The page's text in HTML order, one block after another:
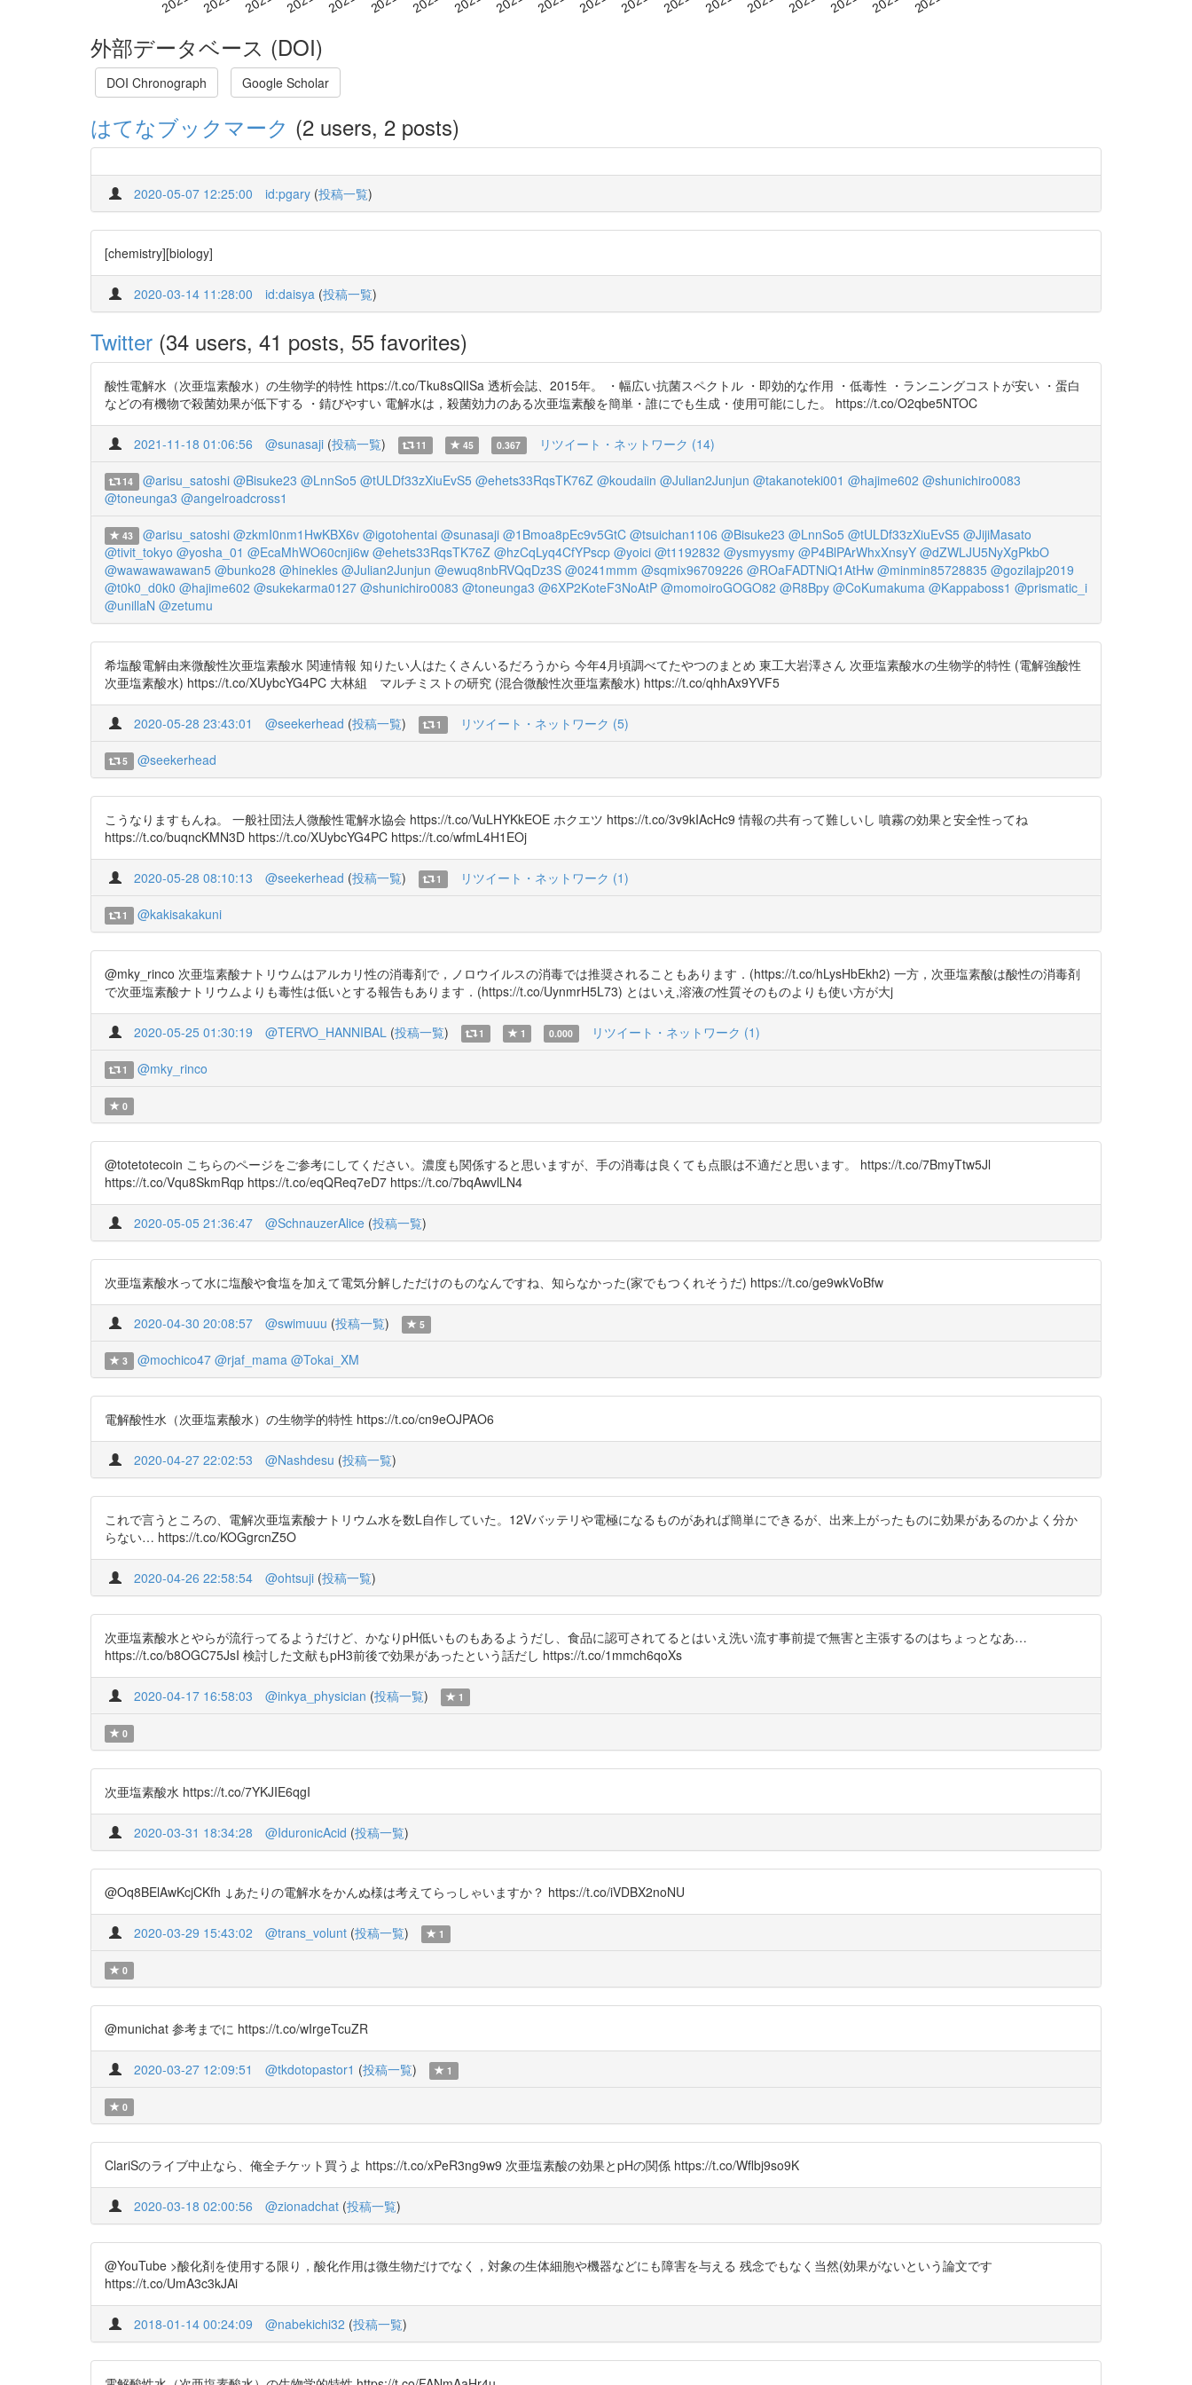
外部データベース (DOI)
DOI Chronograph Google Scholar
はてなブックマーク (2 users, 2 posts)
2020-05-07 12:25:00 id:pgary (投稿一覧)
[chemistry][biology]
2020-03-14 11:28:00 id:daisya (投稿一覧)
Twitter (34 users, 41 posts, 55 favorites)
酸性電解水（次亜塩素酸水）の生物学的特性 https://t.co/Tku8sQlISa 透析会誌、2015年。 ・幅広い抗菌スペクトル ・即効的な作用 ・低毒性 ・ランニングコストが安い ・蛋白
などの有機物で殺菌効果が低下する ・錆びやすい 電解水は，殺菌効力のある次亜塩素酸を簡単・誰にでも生成・使用可能にした。 https://t.co/O2qbe5NTOC
2021-11-18 01:06:56 @sunasaji (投稿一覧) 11 45 0.367 リツイート・ネットワーク (14)
14 @arisu_satoshi @Bisuke23 @LnnSo5 @tULDf33zXiuEvS5 @ehets33RqsTK76Z @koudaiin @Julian2Junjun @takanoteki001 @hajime602 @shunichiro0083
@toneunga3 @angelroadcross1
43 @arisu_satoshi @zkmI0nm1HwKBX6v @igotohentai @sunasaji @1Bmoa8pEc9v5GtC @tsuichan1106 @Bisuke23 @LnnSo5 @tULDf33zXiuEvS5 @JijiMasato
@tivit_tokyo @yosha_01 @EcaMhWO60cnji6w @ehets33RqsTK76Z @hzCqLyq4CfYPscp @yoici @t1192832 @ysmyysmy @P4BlPArWhxXnsyY @dZWLJU5NyXgPkbO
@wawawawawan5 @bunko28 @hinekles @Julian2Junjun @ewuq8nbRVQqDz3S @0241mmm @sqmix96709226 @ROaFADTNiQ1AtHw @minmin85728835 @gozilajp2019
@t0k0_d0k0 @hajime602 @sukekarma0127 @shunichiro0083 @toneunga3 @6XP2KoteF3NoAtP @momoiroGOGO82 @R8Bpy @CoKumakuma @Kappaboss1 @prismatic_i
@unillaN @zetumu
希塩酸電解由来微酸性次亜塩素酸水 関連情報 知りたい人はたくさんいるだろうから 今年4月頃調べてたやつのまとめ 東工大岩澤さん 次亜塩素酸水の生物学的特性 (電解強酸性
次亜塩素酸水) https://t.co/XUybcYG4PC 大林組 マルチミストの研究 (混合微酸性次亜塩素酸水) https://t.co/qhhAx9YVF5
2020-05-28 23:43:01 @seekerhead (投稿一覧) 1 リツイート・ネットワーク (5)
5 @seekerhead
こうなりますもんね。 一般社団法人微酸性電解水協会 https://t.co/VuLHYKkEOE ホクエツ https://t.co/3v9kIAcHc9 情報の共有って難しいし 噴霧の効果と安全性ってね
https://t.co/buqncKMN3D https://t.co/XUybcYG4PC https://t.co/wfmL4H1EOj
2020-05-28 08:10:13 @seekerhead (投稿一覧) 1 リツイート・ネットワーク (1)
1 @kakisakakuni
@mky_rinco 次亜塩素酸ナトリウムはアルカリ性の消毒剤で，ノロウイルスの消毒では推奨されることもあります．(https://t.co/hLysHbEkh2) 一方，次亜塩素酸は酸性の消毒剤
で次亜塩素酸ナトリウムよりも毒性は低いとする報告もあります．(https://t.co/UynmrH5L73) とはいえ,溶液の性質そのものよりも使い方が大j
2020-05-25 01:30:19 @TERVO_HANNIBAL (投稿一覧) 1 1 0.000 リツイート・ネットワーク (1)
1 @mky_rinco
0
@totetotecoin こちらのページをご参考にしてください。濃度も関係すると思いますが、手の消毒は良くても点眼は不適だと思います。 https://t.co/7BmyTtw5Jl
https://t.co/Vqu8SkmRqp https://t.co/eqQReq7eD7 https://t.co/7bqAwvlLN4
2020-05-05 21:36:47 @SchnauzerAlice (投稿一覧)
次亜塩素酸水って水に塩酸や食塩を加えて電気分解しただけのものなんですね、知らなかった(家でもつくれそうだ) https://t.co/ge9wkVoBfw
2020-04-30 20:08:57 @swimuuu (投稿一覧) 5
3 @mochico47 @rjaf_mama @Tokai_XM
電解酸性水（次亜塩素酸水）の生物学的特性 https://t.co/cn9eOJPAO6
2020-04-27 22:02:53 @Nashdesu (投稿一覧)
これで言うところの、電解次亜塩素酸ナトリウム水を数L自作していた。12Vバッテリや電極になるものがあれば簡単にできるが、出来上がったものに効果があるのかよく分か
らない… https://t.co/KOGgrcnZ5O
2020-04-26 22:58:54 @ohtsuji (投稿一覧)
次亜塩素酸水とやらが流行ってるようだけど、かなりpH低いものもあるようだし、食品に認可されてるとはいえ洗い流す事前提で無害と主張するのはちょっとなあ…
https://t.co/b8OGC75JsI 検討した文献もpH3前後で効果があったという話だし https://t.co/1mmch6qoXs
2020-04-17 16:58:03 @inkya_physician (投稿一覧) 1
0
次亜塩素酸水 https://t.co/7YKJIE6qgI
2020-03-31 18:34:28 @IduronicAcid (投稿一覧)
@Oq8BElAwKcjCKfh ↓あたりの電解水をかんぬ様は考えてらっしゃいますか？ https://t.co/iVDBX2noNU
2020-03-29 15:43:02 @trans_volunt (投稿一覧) 1
0
@munichat 参考までに https://t.co/wIrgeTcuZR
2020-03-27 12:09:51 @tkdotopastor1 (投稿一覧) 1
0
ClariSのライブ中止なら、俺全チケット買うよ https://t.co/xPeR3ng9w9 次亜塩素酸の効果とpHの関係 https://t.co/Wflbj9so9K
2020-03-18 02:00:56 @zionadchat (投稿一覧)
@YouTube >酸化剤を使用する限り，酸化作用は微生物だけでなく，対象の生体細胞や機器などにも障害を与える 残念でもなく当然(効果がないという論文です
https://t.co/UmA3c3kJAi
2018-01-14 00:24:09 @nabekichi32 (投稿一覧)